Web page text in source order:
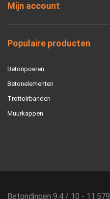
Mijn account
Populaire producten
Betonpoeren
Betonelementen
Trottoirbanden
Muurkappen
Betondingen 9.4 / 10 - 11.579